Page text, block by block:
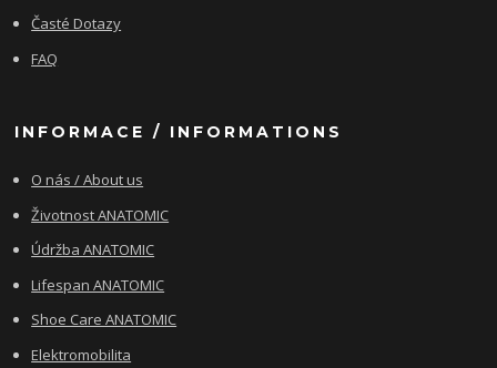
Časté Dotazy
FAQ
INFORMACE / INFORMATIONS
O nás / About us
Životnost ANATOMIC
Údržba ANATOMIC
Lifespan ANATOMIC
Shoe Care ANATOMIC
Elektromobilita